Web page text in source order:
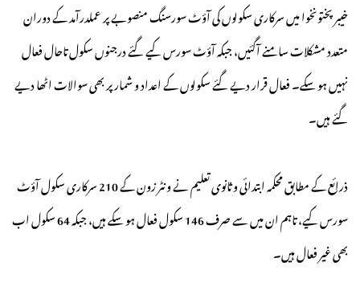
خیبرپختونخوا میں سرکاری سکولوں کی آؤٹ سورسنگ منصوبے پر عملدرآمد کے دوران
متعدد مشکلات سامنے آگئیں، جبکہ آؤٹ سورس کیے گئے درجنوں سکول تاحال فعال
نہیں ہو سکے۔ فعال قرار دیے گئے سکولوں کے اعداد و شمار پر بھی سوالات اٹھا دیے
گئے ہیں۔
ذرائع کے مطابق محکمہ ابتدائی و ثانوی تعلیم نے ونٹر زون کے 210 سرکاری سکول آؤٹ
سورس کیے، تاہم ان میں سے صرف 146 سکول فعال ہو سکے ہیں، جبکہ 64 سکول اب
بھی غیر فعال ہیں۔